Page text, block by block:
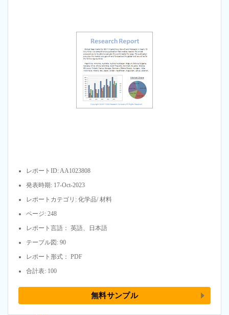
レポートID: AA1023808
発表時期: 17-Oct-2023
レポートカテゴリ: 化学品/ 材料
ページ: 248
レポート言語： 英語、日本語
テーブル図: 90
レポート形式： PDF
合計表: 100
無料サンプル